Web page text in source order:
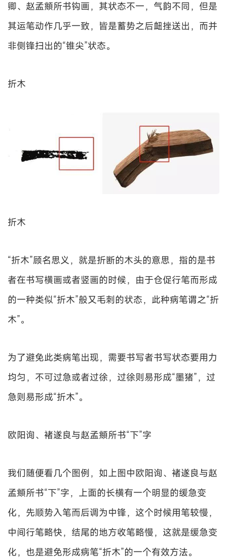
卿、赵孟頫所书钩画，其状态不一，气韵不同，但是
其运笔动作几乎一致，皆是蓄势之后衄挫送出，而并
非侧锋扫出的“锥尖”状态。
折木
折木
“折木”顾名思义，就是折断的木头的意思，指的是书
者在书写横画或者竖画的时候，由于仓促行笔而形成
的一种类似“折木”般又毛刺的状态，此种病笔谓之“折
木”。
为了避免此类病笔出现，需要书写者书写状态要用力
均匀，不可过急或者过徐，过徐则易形成“墨猪”，过
急则易形成“折木”。
欧阳询、褚遂良与赵孟頫所书“下”字
我们随便看几个图例，如上图中欧阳询、褚遂良与赵
孟頫所书“下”字，上面的长横有一个明显的缓急变
化，先顺势入笔而后调为中锋，这个时候用笔较慢，
中间行笔略快，结尾的地方收笔略慢，这就是缓急变
化，也是避免形成病笔“折木”的一个有效方法。